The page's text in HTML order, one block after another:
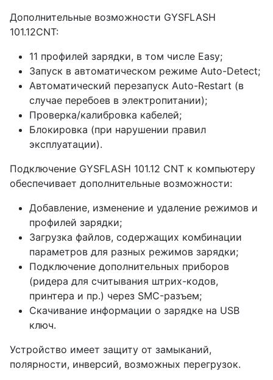
Дополнительные возможности GYSFLASH
101.12CNT:
11 профилей зарядки, в том числе Easy;
Запуск в автоматическом режиме Auto-Detect;
Автоматический перезапуск Auto-Restart (в
случае перебоев в электропитании);
Проверка/калибровка кабелей;
Блокировка (при нарушении правил
эксплуатации).
Подключение GYSFLASH 101.12 CNT к компьютеру
обеспечивает дополнительные возможности:
Добавление, изменение и удаление режимов и
профилей зарядки;
Загрузка файлов, содержащих комбинации
параметров для разных режимов зарядки;
Подключение дополнительных приборов
(ридера для считывания штрих-кодов,
принтера и пр.) через SMC-разъем;
Скачивание информации о зарядке на USB
ключ.
Устройство имеет защиту от замыканий,
полярности, инверсий, возможных перегрузок.